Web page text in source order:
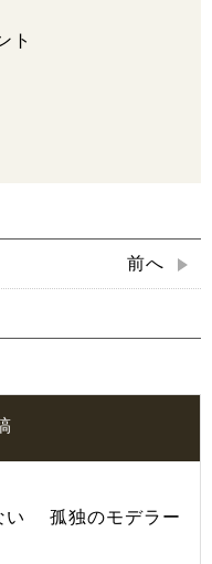
ト
前へ
い 孤独のモデラー